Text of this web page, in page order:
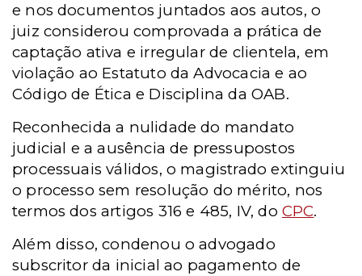
e nos documentos juntados aos autos, o
juiz considerou comprovada a prática de
captação ativa e irregular de clientela, em
violação ao Estatuto da Advocacia e ao
Código de Ética e Disciplina da OAB.
Reconhecida a nulidade do mandato
judicial e a ausência de pressupostos
processuais válidos, o magistrado extinguiu
o processo sem resolução do mérito, nos
termos dos artigos 316 e 485, IV, do CPC.
Além disso, condenou o advogado
subscritor da inicial ao pagamento de